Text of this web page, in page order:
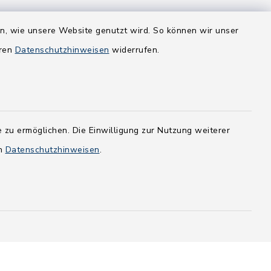
wie unsere Website genutzt wird. So können wir unser
Datenschutzhinweisen widerrufen.
ermöglichen. Die Einwilligung zur Nutzung weiterer
Datenschutzhinweisen.